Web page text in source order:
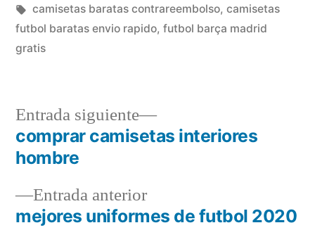
en
Etiquetas:
camisetas baratas contrareembolso, camisetas
futbol baratas envio rapido, futbol barça madrid
gratis
Navegación
entradas
Entrada anteriorEntrada
anterior:
mejores uniformes de futbol 2020
Entrada siguiente
Entrada
siguiente:
comprar camisetas interiores
hombre